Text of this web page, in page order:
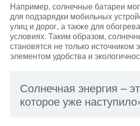
Например, солнечные батареи
для подзарядки мобильных
улиц и дорог, а также для
условиях. Таким образом,
становятся не только источником
элементом удобства и
Солнечная энергия –
которое уже